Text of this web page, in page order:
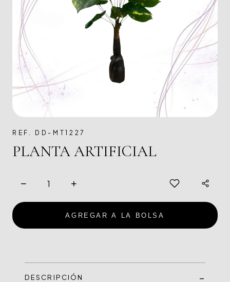
REF. DD-MT1227
PLANTA ARTIFICIAL
− +
AGREGAR A LA BOLSA
DESCRIPCIÓN